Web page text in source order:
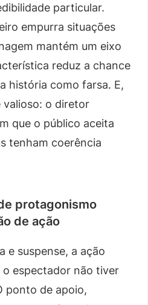
particular.
empurra situações
mantém um eixo
reduz a chance
história como farsa. E,
valioso: o diretor
que o público aceita
tenham coerência
protagonismo
de ação
e suspense, a ação
espectador não tiver
ponto de apoio,